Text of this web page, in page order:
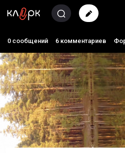
0 сообщений 6 комментариев